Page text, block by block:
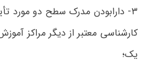
۳- دارابودن مدرک سطح دو مورد
کارشناسی معتبر از دیگر مراکز
یک؛